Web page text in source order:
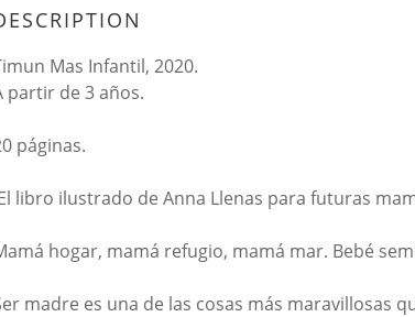
Mas Infantil, 2020.
partir de 3 años.
páginas.
libro ilustrado de Anna Llenas para futuras
hogar, mamá refugio, mamá mar. Bebé
madre es una de las cosas más maravillosas